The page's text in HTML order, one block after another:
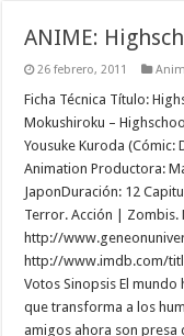
ANIME:
26 febrero, 2011
Ficha Técnica Título:
Mokushiroku –
Yousuke Kuroda (Cómic:
Animation Productora:
JaponDuración: 12
Terror. Acción | Zombis.
http://
http://www.imdb.com/
Votos Sinopsis El
que transforma a los
amigos ahora son presa